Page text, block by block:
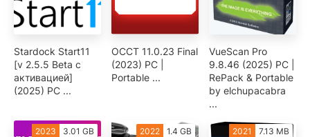
Stardock Start11
[v 2.5.5 Beta с
активацией]
(2025) PC ...
OCCT 11.0.23 Final
(2023) PC |
Portable ...
VueScan Pro
9.8.46 (2025) PC |
RePack & Portable
by elchupacabra
...
2023 3.01 GB 2022 1.4 GB 2021 7.13 MB